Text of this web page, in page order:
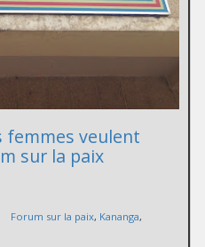
femmes veulent
sur la paix
Forum sur la paix, Kananga,